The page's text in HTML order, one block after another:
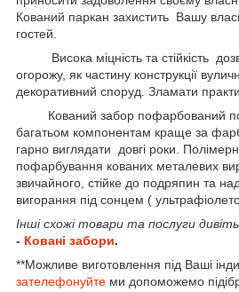
Кований паркан захистить Вашу
гостей.
Висока міцність та стійкість
огорожу, як частину конструкції
декоративний споруд. Зламати
Кований забор пофарбований
багатьом компонентам краще за
гарно виглядати довгі роки.
пофарбування кованих металевих
звичайного, стійке до подряпин та
вигорання під сонцем (
Інші схожі товари та послуги
- Ковані забори.
**Можливе виготовлення під Ваші
зателефонуйте ми допоможемо